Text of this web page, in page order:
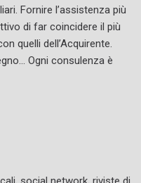
Fornire l’assistenza più
di far coincidere il più
quelli dell’Acquirente.
Ogni consulenza è